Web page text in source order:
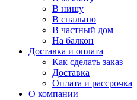
В нишу
В спальню
В частный дом
На балкон
Доставка и оплата
Как сделать заказ
Доставка
Оплата и рассрочка
О компании